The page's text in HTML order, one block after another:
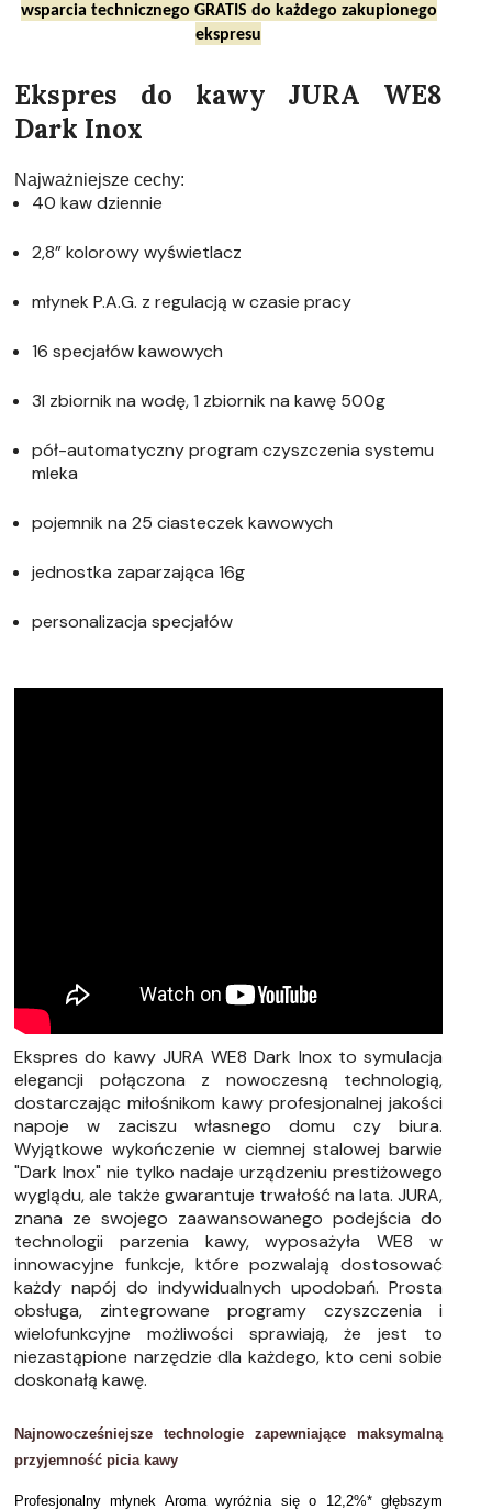
wsparcia technicznego GRATIS do każdego zakupionego
ekspresu
Ekspres do kawy JURA WE8
Dark Inox
Najważniejsze cechy:
40 kaw dziennie
2,8” kolorowy wyświetlacz
młynek P.A.G. z regulacją w czasie pracy
16 specjałów kawowych
3l zbiornik na wodę, 1 zbiornik na kawę 500g
pół-automatyczny program czyszczenia systemu
mleka
pojemnik na 25 ciasteczek kawowych
jednostka zaparzająca 16g
personalizacja specjałów
Ekspres do kawy JURA WE8 Dark Inox to symulacja
elegancji połączona z nowoczesną technologią,
dostarczając miłośnikom kawy profesjonalnej jakości
napoje w zaciszu własnego domu czy biura.
Wyjątkowe wykończenie w ciemnej stalowej barwie
"Dark Inox" nie tylko nadaje urządzeniu prestiżowego
wyglądu, ale także gwarantuje trwałość na lata. JURA,
znana ze swojego zaawansowanego podejścia do
technologii parzenia kawy, wyposażyła WE8 w
innowacyjne funkcje, które pozwalają dostosować
każdy napój do indywidualnych upodobań. Prosta
obsługa, zintegrowane programy czyszczenia i
wielofunkcyjne możliwości sprawiają, że jest to
niezastąpione narzędzie dla każdego, kto ceni sobie
doskonałą kawę.
Najnowocześniejsze technologie zapewniające maksymalną
przyjemność picia kawy
Profesjonalny młynek Aroma wyróżnia się o 12,2%* głębszym